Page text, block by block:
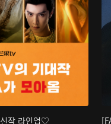
작 라인업♡